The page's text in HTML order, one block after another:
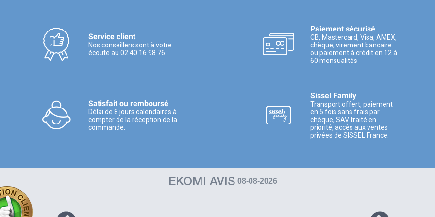
Service client
Nos conseillers sont à votre
écoute au 02 40 16 98 76.
Paiement sécurisé
CB, Mastercard, Visa, AMEX,
chèque, virement bancaire
ou paiement à crédit en 12 à
60 mensualités
Satisfait ou remboursé
Délai de 8 jours calendaires à
compter de la réception de la
commande.
Sissel Family
Transport offert, paiement
en 5 fois sans frais par
chèque, SAV traité en
priorité, accès aux ventes
privées de SISSEL France.
EKOMI AVIS 08-08-2026